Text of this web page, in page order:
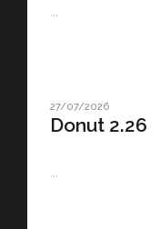
...
27/07/2026
Donut 2.26
...